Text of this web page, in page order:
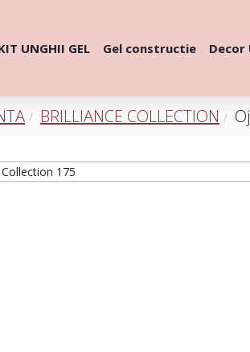
UNGHII GEL Gel constructie Decor
BRILLIANCE COLLECTION